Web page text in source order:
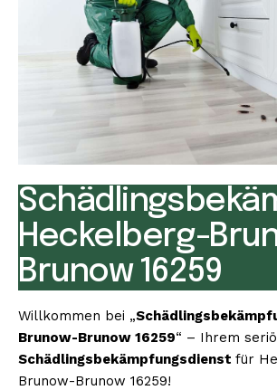
Heckelberg-
Brunow 16259
Willkommen bei „
Brunow-Brunow 16259“ – Ihrem
Schädlingsbekämpfungsdienst für
Brunow-Brunow 16259!